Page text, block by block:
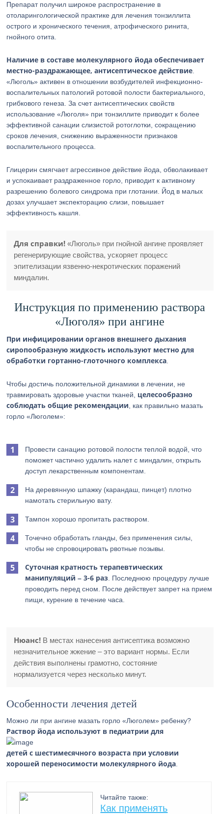
Препарат получил широкое распространение в
отоларингологической практике для лечения тонзиллита
острого и хронического течения, атрофического ринита,
гнойного отита.
Наличие в составе молекулярного йода обеспечивает
местно-раздражающее, антисептическое действие
«Люголь» активен в отношении возбудителей инфекционно-
воспалительных патологий ротовой полости бактериального,
грибкового генеза. За счет антисептических свойств
использование «Люголя» при тонзиллите приводит к более
эффективной санации слизистой ротоглотки, сокращению
сроков лечения, снижению выраженности признаков
воспалительного процесса.
Глицерин смягчает агрессивное действие йода, обволакивает
и успокаивает раздраженное горло, приводит к активному
разрешению болевого синдрома при глотании. Йод в малых
дозах улучшает экспекторацию слизи, повышает
эффективность кашля.
Для справки! «Люголь» при гнойной ангине проявляет
регенерирующие свойства, ускоряет процесс
эпителизации язвенно-некротических поражений
миндалин.
Инструкция по применению раствора
«Люголя» при ангине
При инфицировании органов внешнего дыхания
сиропообразную жидкость используют местно для
обработки гортанно-глоточного комплекса
Чтобы достичь положительной динамики в лечении, не
травмировать здоровые участки тканей, целесообразно
соблюдать общие рекомендации , как правильно мазать
горло «Люголем»:
Провести санацию ротовой полости теплой водой, что
поможет частично удалить налет с миндалин, открыть
доступ лекарственным компонентам.
На деревянную шпажку (карандаш, пинцет) плотно
намотать стерильную вату.
Тампон хорошо пропитать раствором.
Точечно обработать гланды, без применения силы,
чтобы не спровоцировать рвотные позывы.
Суточная кратность терапевтических
манипуляций – 3-6 раз . Последнюю процедуру лучше
проводить перед сном. После действует запрет на прием
пищи, курение в течение часа.
Нюанс! В местах нанесения антисептика возможно
незначительное жжение – это вариант нормы. Если
действия выполнены грамотно, состояние
нормализуется через несколько минут.
Особенности лечения детей
Можно ли при ангине мазать горло «Люголем» ребенку?
Раствор йода используют в педиатрии для
детей с шестимесячного возраста при условии
хорошей переносимости молекулярного йода
Читайте также:
Как применять